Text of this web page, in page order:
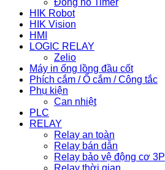
HIK Robot
HIK Vision
HMI
LOGIC RELAY
Zelio
Máy in ống lồng đầu cốt
Phích cắm / Ổ cắm / Công tắc
Phụ kiện
Can nhiệt
PLC
RELAY
Relay an toàn
Relay bán dẫn
Relay bảo vệ động cơ 3P
Relay thời gian